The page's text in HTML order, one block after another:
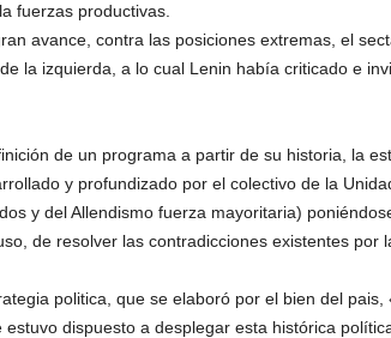
fuerzas productivas.
avance, contra las posiciones extremas, el
la izquierda, a lo cual Lenin había criticado e
de un programa a partir de su historia, la
y profundizado por el colectivo de la
y del Allendismo fuerza mayoritaria)
de resolver las contradicciones existentes por
politica, que se elaboró por el bien del pais,
dispuesto a desplegar esta histórica